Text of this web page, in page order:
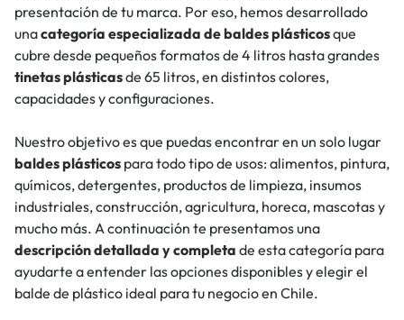
presentación de tu marca. Por eso, hemos desarrollado
unacategoría especializada de baldes plásticosque
cubre desde pequeños formatos de 4 litros hasta grandes
tinetas plásticasde 65 litros, en distintos colores,
capacidades y configuraciones.
Nuestro objetivo es que puedas encontrar en un solo lugar
baldes plásticos para todo tipo de usos: alimentos, pintura,
químicos, detergentes, productos de limpieza, insumos
industriales, construcción, agricultura, horeca, mascotas y
mucho más. A continuación te presentamos una
descripción detallada y completa de esta categoría para
ayudarte a entender las opciones disponibles y elegir el
balde de plástico ideal para tu negocio en Chile.